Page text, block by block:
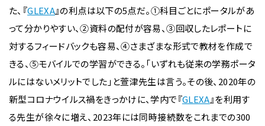
た、『GLEXA』の利点は以下の5点だ。①科目ごとにポータルがあ
って分かりやすい、②資料の配付が容易、③回収したレポートに
対するフィードバックも容易、④さまざまな形式で教材を作成で
きる、⑤モバイルでの学習ができる。「いずれも従来の学務ポータ
ルにはないメリットでした」と萱津先生は言う。その後、2020年の
新型コロナウイルス禍をきっかけに、学内で『GLEXA』を利用す
る先生が徐々に増え、2023年には同時接続数をこれまでの300